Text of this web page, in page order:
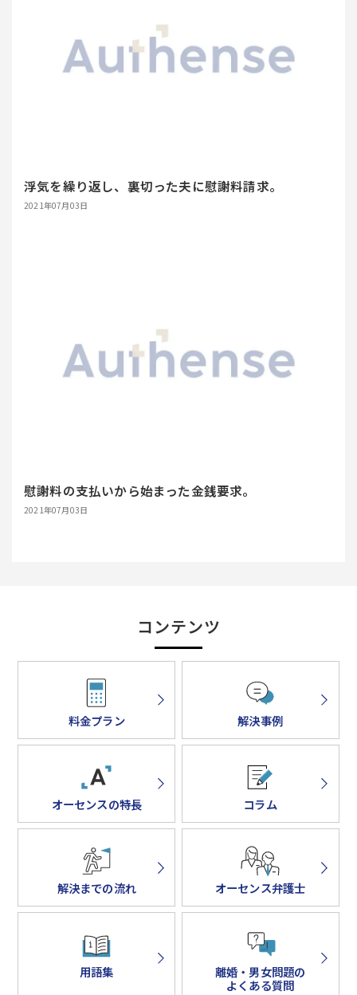
浮気を繰り返し、裏切った夫に慰謝料請求。
2021年07月03日
慰謝料の支払いから始まった金銭要求。
2021年07月03日
コンテンツ
料金プラン 解決事例
オーセンスの特長 コラム
解決までの流れ オーセンス弁護士
用語集
離婚・男女問題の
よくある質問